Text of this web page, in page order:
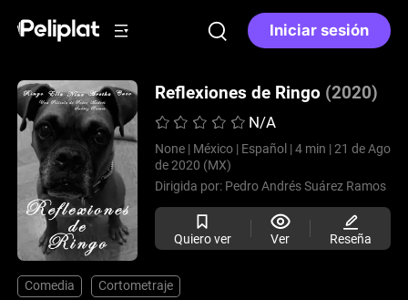
Iniciar sesión
Reflexiones de Ringo (2020)
N/A
None | México | Español | 4 min | 21 de Ago
de 2020 (MX)
Dirigida por: Pedro Andrés Suárez Ramos
Quiero ver Ver Reseña
Comedia Cortometraje